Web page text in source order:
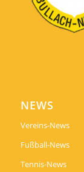
NEWS
Vereins-News
Fußball-News
Tennis-News